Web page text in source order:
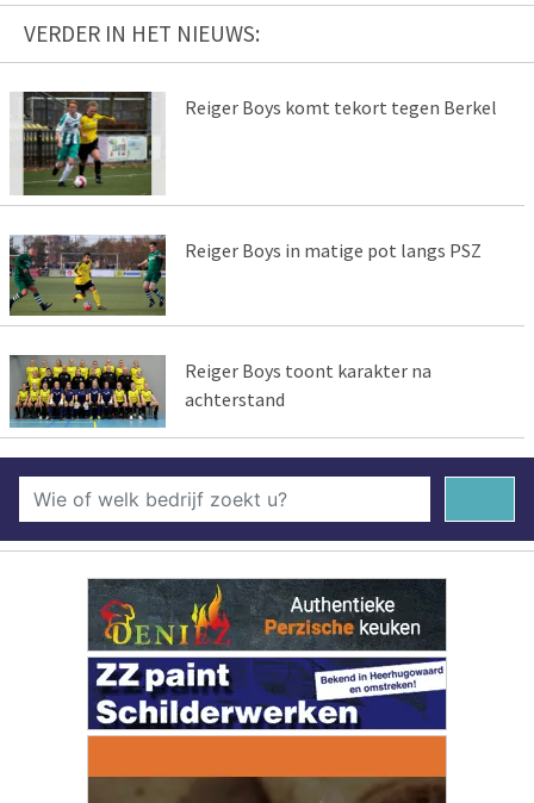
VERDER IN HET NIEUWS:
Reiger Boys komt tekort tegen Berkel
Reiger Boys in matige pot langs PSZ
Reiger Boys toont karakter na
achterstand